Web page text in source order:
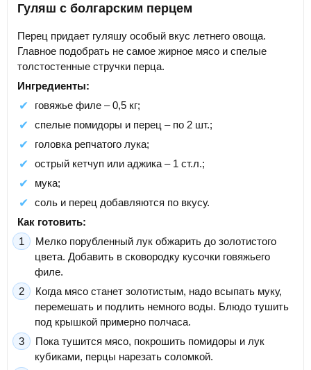
Гуляш с болгарским перцем
Перец придает гуляшу особый вкус летнего овоща.
Главное подобрать не самое жирное мясо и спелые
толстостенные стручки перца.
Ингредиенты:
говяжье филе – 0,5 кг;
спелые помидоры и перец – по 2 шт.;
головка репчатого лука;
острый кетчуп или аджика – 1 ст.л.;
мука;
соль и перец добавляются по вкусу.
Как готовить:
Мелко порубленный лук обжарить до золотистого
цвета. Добавить в сковородку кусочки говяжьего
филе.
Когда мясо станет золотистым, надо всыпать муку,
перемешать и подлить немного воды. Блюдо тушить
под крышкой примерно полчаса.
Пока тушится мясо, покрошить помидоры и лук
кубиками, перцы нарезать соломкой.